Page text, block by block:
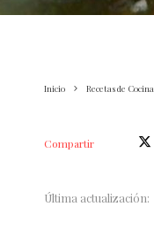
Inicio Recetas de Cocina
Compartir
Última actualización: